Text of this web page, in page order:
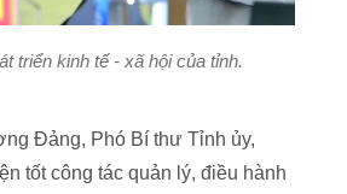
triển kinh tế - xã hội của tỉnh.
Đảng, Phó Bí thư Tỉnh ủy,
tốt công tác quản lý, điều hành